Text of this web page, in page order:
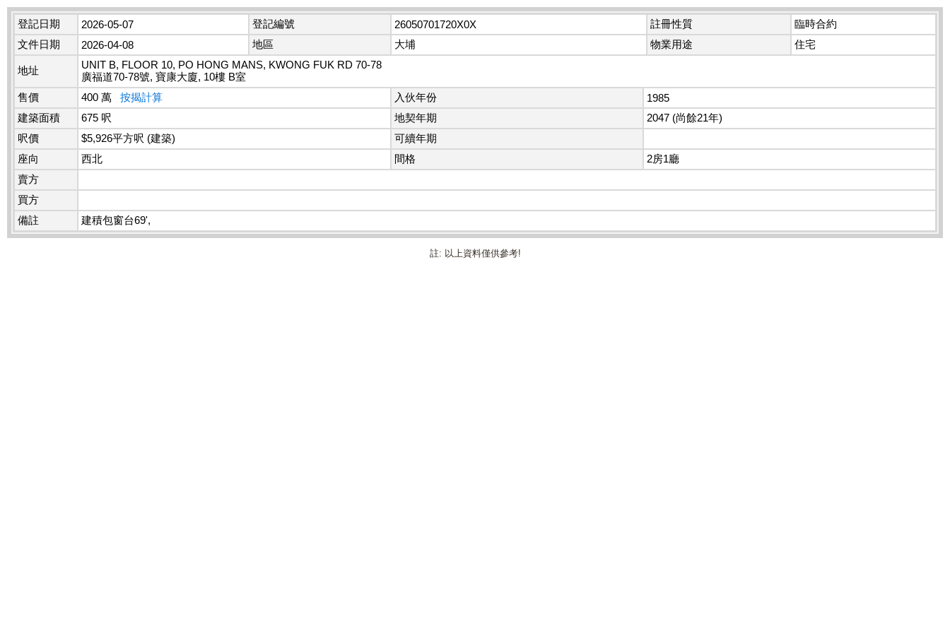
登記日期 2026-05-07 登記編號 26050701720X0X 註冊性質
臨時合約
文件日期
2026-04-08 地區 大埔 物業用途 住宅
地址
UNIT B, FLOOR 10, PO HONG MANS, KWONG FUK RD 70-78
廣福道70-78號, 寶康大廈, 10樓 B室
售價
400 萬 按揭計算 入伙年份
1985
建築面積
675 呎 地契年期
2047 (尚餘21年)
呎價
$5,926平方呎 (建築)
可續年期
座向
西北 間格
2房1廳
賣方
買方
備註
建積包窗台69',
註: 以上資料僅供參考!